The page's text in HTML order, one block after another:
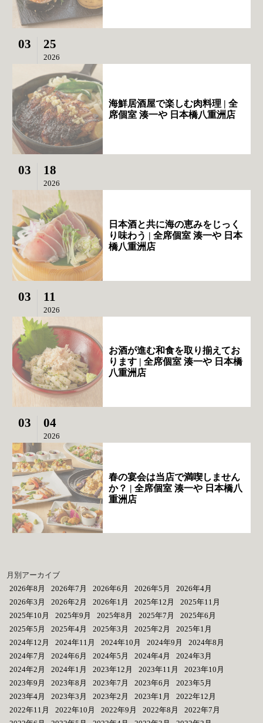
03 25
2026
海鮮居酒屋で楽しむ肉料理 | 全
席個室 湊一や 日本橋八重洲店
03 18
2026
日本酒と共に海の恵みをじっく
り味わう | 全席個室 湊一や 日本
橋八重洲店
03 11
2026
お酒が進む和食を取り揃えてお
ります | 全席個室 湊一や 日本橋
八重洲店
03 04
2026
春の宴会は当店で満喫しません
か？ | 全席個室 湊一や 日本橋八
重洲店
月別アーカイブ
2026年8月
2026年7月 2026年6月 2026年5月
2026年4月
2026年3月
2026年2月 2026年1月 2025年12月
2025年11月
2025年10月
2025年9月 2025年8月 2025年7月
2025年6月
2025年5月
2025年4月 2025年3月 2025年2月
2025年1月
2024年12月
2024年11月 2024年10月 2024年9月
2024年8月
2024年7月
2024年6月 2024年5月 2024年4月
2024年3月
2024年2月
2024年1月 2023年12月 2023年11月
2023年10月
2023年9月
2023年8月 2023年7月 2023年6月
2023年5月
2023年4月
2023年3月 2023年2月 2023年1月
2022年12月
2022年11月
2022年10月 2022年9月 2022年8月
2022年7月